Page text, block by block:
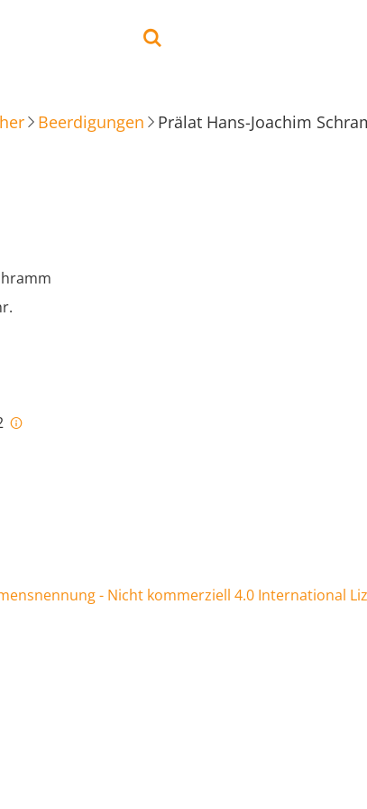
Beerdigungen Prälat Hans-Joachim
- Nicht kommerziell 4.0 International